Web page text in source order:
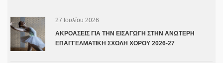
27 Ιουλίου 2026
ΑΚΡΟΑΣΕΙΣ ΓΙΑ ΤΗΝ ΕΙΣΑΓΩΓΗ ΣΤΗΝ ΑΝΩΤΕΡΗ
ΕΠΑΓΓΕΛΜΑΤΙΚΗ ΣΧΟΛΗ ΧΟΡΟΥ 2026-27